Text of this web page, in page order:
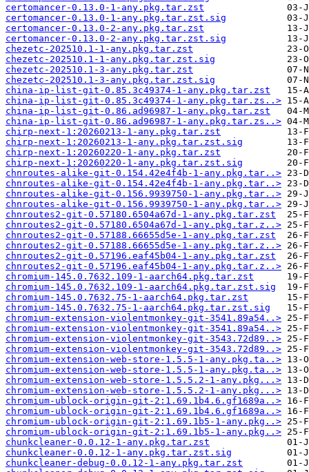
certomancer-0.13.0-1-any.pkg.tar.zst
certomancer-0.13.0-1-any.pkg.tar.zst.sig
certomancer-0.13.0-2-any.pkg.tar.zst
certomancer-0.13.0-2-any.pkg.tar.zst.sig
chezetc-202510.1-1-any.pkg.tar.zst
chezetc-202510.1-1-any.pkg.tar.zst.sig
chezetc-202510.1-3-any.pkg.tar.zst
chezetc-202510.1-3-any.pkg.tar.zst.sig
china-ip-list-git-0.85.3c49374-1-any.pkg.tar.zst
china-ip-list-git-0.85.3c49374-1-any.pkg.tar.zs..>
china-ip-list-git-0.86.ad96987-1-any.pkg.tar.zst
china-ip-list-git-0.86.ad96987-1-any.pkg.tar.zs..>
chirp-next-1:20260213-1-any.pkg.tar.zst
chirp-next-1:20260213-1-any.pkg.tar.zst.sig
chirp-next-1:20260220-1-any.pkg.tar.zst
chirp-next-1:20260220-1-any.pkg.tar.zst.sig
chnroutes-alike-git-0.154.42e4f4b-1-any.pkg.tar..>
chnroutes-alike-git-0.154.42e4f4b-1-any.pkg.tar..>
chnroutes-alike-git-0.156.9939750-1-any.pkg.tar..>
chnroutes-alike-git-0.156.9939750-1-any.pkg.tar..>
chnroutes2-git-0.57180.6504a67d-1-any.pkg.tar.zst
chnroutes2-git-0.57180.6504a67d-1-any.pkg.tar.z..>
chnroutes2-git-0.57188.66655d5e-1-any.pkg.tar.zst
chnroutes2-git-0.57188.66655d5e-1-any.pkg.tar.z..>
chnroutes2-git-0.57196.eaf45b04-1-any.pkg.tar.zst
chnroutes2-git-0.57196.eaf45b04-1-any.pkg.tar.z..>
chromium-145.0.7632.109-1-aarch64.pkg.tar.zst
chromium-145.0.7632.109-1-aarch64.pkg.tar.zst.sig
chromium-145.0.7632.75-1-aarch64.pkg.tar.zst
chromium-145.0.7632.75-1-aarch64.pkg.tar.zst.sig
chromium-extension-violentmonkey-git-3541.89a54..>
chromium-extension-violentmonkey-git-3541.89a54..>
chromium-extension-violentmonkey-git-3543.72d89..>
chromium-extension-violentmonkey-git-3543.72d89..>
chromium-extension-web-store-1.5.5-1-any.pkg.ta..>
chromium-extension-web-store-1.5.5-1-any.pkg.ta..>
chromium-extension-web-store-1.5.5.2-1-any.pkg...>
chromium-extension-web-store-1.5.5.2-1-any.pkg...>
chromium-ublock-origin-git-2:1.69.1b4.6.gf1689a..>
chromium-ublock-origin-git-2:1.69.1b4.6.gf1689a..>
chromium-ublock-origin-git-2:1.69.1b5-1-any.pkg..>
chromium-ublock-origin-git-2:1.69.1b5-1-any.pkg..>
chunkcleaner-0.0.12-1-any.pkg.tar.zst
chunkcleaner-0.0.12-1-any.pkg.tar.zst.sig
chunkcleaner-debug-0.0.12-1-any.pkg.tar.zst